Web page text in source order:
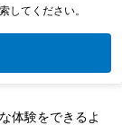
してください。
体験をできるよ